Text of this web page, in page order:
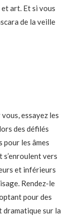
art. Et si vous
de la veille
essayez les
des défilés
pour les âmes
s’enroulent vers
et inférieurs
Rendez-le
pour des
sur la